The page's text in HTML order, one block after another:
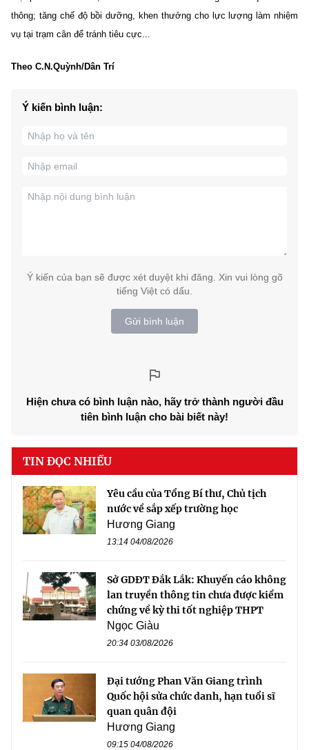
thông; tăng chế độ bồi dưỡng, khen thưởng cho lực lượng làm nhiệm
vụ tại trạm cân để tránh tiêu cực...
Theo C.N.Quỳnh/Dân Trí
Ý kiến bình luận:
Ý kiến của bạn sẽ được xét duyệt khi đăng. Xin vui lòng gõ
tiếng Việt có dấu.
Gửi bình luận
Hiện chưa có bình luận nào, hãy trở thành người đầu
tiên bình luận cho bài biết này!
TIN ĐỌC NHIỀU
Yêu cầu của Tổng Bí thư, Chủ tịch
nước về sắp xếp trường học
Hương Giang
13:14 04/08/2026
Sở GDĐT Đắk Lắk: Khuyến cáo không
lan truyền thông tin chưa được kiểm
chứng về kỳ thi tốt nghiệp THPT
Ngọc Giàu
20:34 03/08/2026
Đại tướng Phan Văn Giang trình
Quốc hội sửa chức danh, hạn tuổi sĩ
quan quân đội
Hương Giang
09:15 04/08/2026